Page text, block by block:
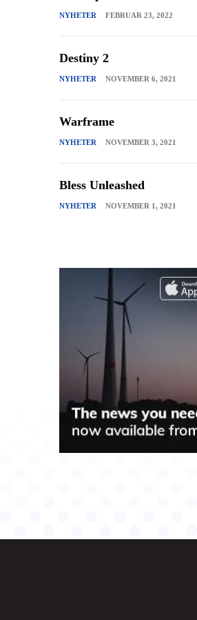
NYHETER FEBRUAR 23, 2022
Destiny 2
NYHETER NOVEMBER 6, 2021
Warframe
NYHETER NOVEMBER 3, 2021
Bless Unleashed
NYHETER NOVEMBER 1, 2021